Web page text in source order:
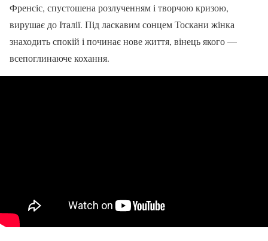
Френсіс, спустошена розлученням і творчою кризою,
вирушає до Італії. Під ласкавим сонцем Тоскани жінка
знаходить спокій і починає нове життя, вінець якого —
всепоглинаюче кохання.